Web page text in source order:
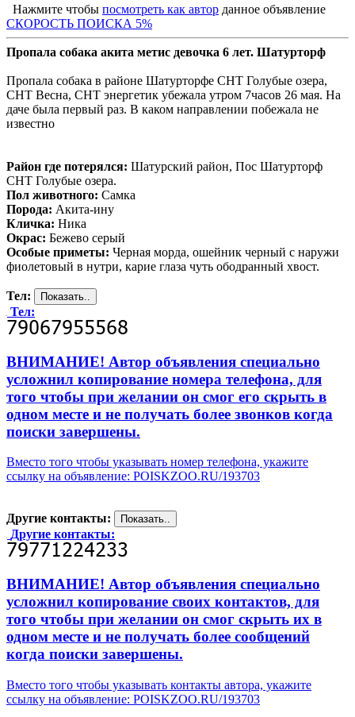
Нажмите чтобы посмотреть как автор данное объявление
СКОРОСТЬ ПОИСКА 5%
Пропала собака акита метис девочка 6 лет. Шатурторф
Пропала собака в районе Шатурторфе СНТ Голубые озера,
СНТ Весна, СНТ энергетик убежала утром 7часов 26 мая. На
даче была первый раз. В каком направлении побежала не
известно
Район где потерялся: Шатурский район, Пос Шатурторф
СНТ Голубые озера.
Пол животного: Самка
Порода: Акита-ину
Кличка: Ника
Окрас: Бежево серый
Особые приметы: Черная морда, ошейник черный с наружи
фиолетовый в нутри, карие глаза чуть ободранный хвост.
Тел:
Тел:
ВНИМАНИЕ! Автор объявления специально
усложнил копирование номера телефона, для
того чтобы при желании он смог его скрыть в
одном месте и не получать более звонков когда
поиски завершены.
Вместо того чтобы указывать номер телефона, укажите
ссылку на объявление: POISKZOO.RU/193703
Другие контакты:
Другие контакты:
ВНИМАНИЕ! Автор объявления специально
усложнил копирование своих контактов, для
того чтобы при желании он смог скрыть их в
одном месте и не получать более сообщений
когда поиски завершены.
Вместо того чтобы указывать контакты автора, укажите
ссылку на объявление: POISKZOO.RU/193703